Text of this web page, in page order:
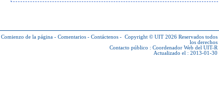
Comienzo de la página - Comentarios - Contáctenos - Copyright © UIT 2026 Reservados todos
los derechos
Contacto público : Coordenador Web del UIT-R
Actualizado el : 2013-01-30